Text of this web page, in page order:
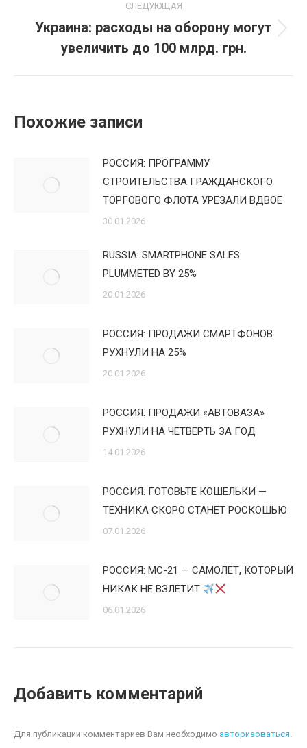
СЛЕДУЮЩАЯ
Следующая
запись:
Украина: расходы на оборону могут
увеличить до 100 млрд. грн.
Похожие записи
РОССИЯ: ПРОГРАММУ
СТРОИТЕЛЬСТВА ГРАЖДАНСКОГО
ТОРГОВОГО ФЛОТА УРЕЗАЛИ ВДВОЕ
30.01.2026
RUSSIA: SMARTPHONE SALES
PLUMMETED BY 25%
20.01.2026
РОССИЯ: ПРОДАЖИ СМАРТФОНОВ
РУХНУЛИ НА 25%
20.01.2026
РОССИЯ: ПРОДАЖИ «АВТОВАЗА»
РУХНУЛИ НА ЧЕТВЕРТЬ ЗА ГОД
14.01.2026
РОССИЯ: ГОТОВЬТЕ КОШЕЛЬКИ —
ТЕХНИКА СКОРО СТАНЕТ РОСКОШЬЮ
07.01.2026
РОССИЯ: МС-21 — САМОЛЕТ, КОТОРЫЙ
НИКАК НЕ ВЗЛЕТИТ
06.01.2026
Добавить комментарий
Для публикации комментариев Вам необходимо авторизоваться.